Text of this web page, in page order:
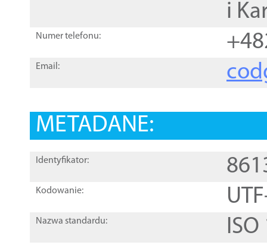
i
Numer telefonu:
Email:
METADANE:
Identyfikator:
Kodowanie:
Nazwa standardu: